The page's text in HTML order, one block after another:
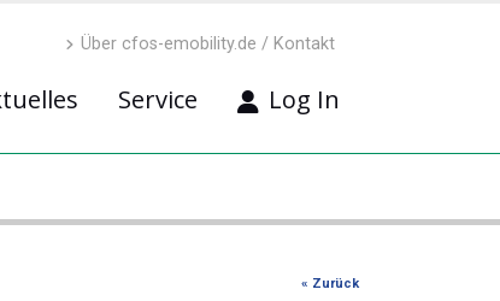
Über cfos-emobility.de / Kontakt
Service Log In
« Zurück